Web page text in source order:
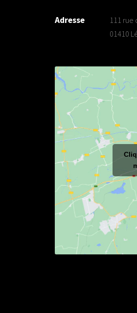
Adresse
111 rue
01410